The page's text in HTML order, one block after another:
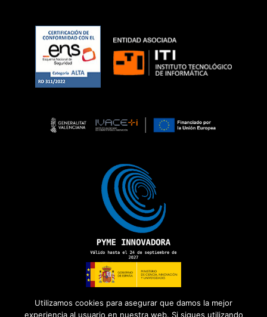
Utilizamos cookies para asegurar que damos la mejor
experiencia al usuario en nuestra web. Si sigues utilizando